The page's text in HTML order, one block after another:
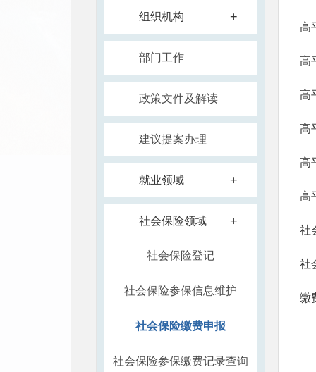
组织机构 +
部门工作
政策文件及解读
建议提案办理
就业领域 +
社会保险领域 +
社会保险登记
社会保险参保信息维护
社会保险缴费申报
社会保险参保缴费记录查询
高
高
高
高
高
高
社
社
缴